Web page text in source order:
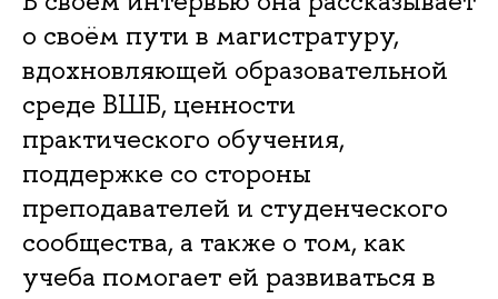
о своём пути в магистратуру,
вдохновляющей образовательной
среде ВШБ, ценности
практического обучения,
поддержке со стороны
преподавателей и студенческого
сообщества, а также о том, как
учеба помогает ей развиваться в